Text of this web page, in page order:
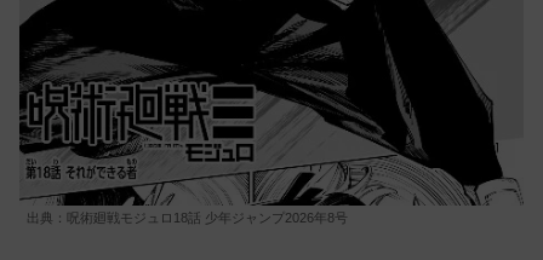
出典：呪術廻戦モジュロ18話 少年ジャンプ2026年8号